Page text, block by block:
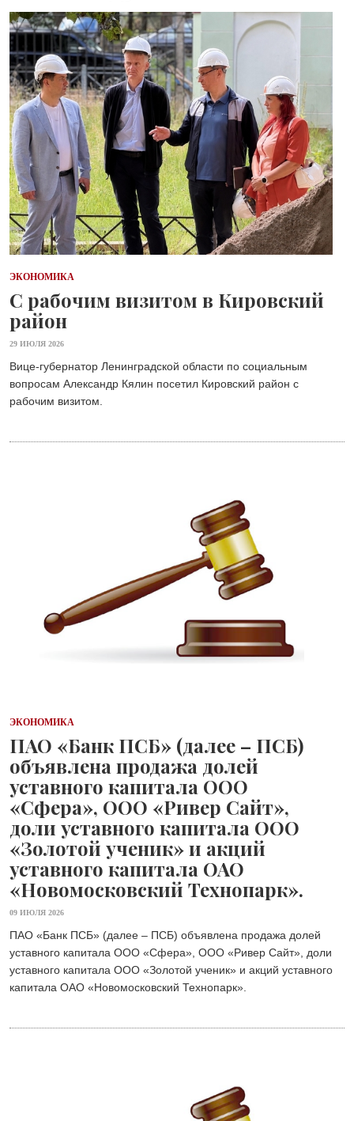
ЭКОНОМИКА
С рабочим визитом в Кировский
район
29 ИЮЛЯ 2026
Вице-губернатор Ленинградской области по социальным
вопросам Александр Кялин посетил Кировский район с
рабочим визитом.
ЭКОНОМИКА
ПАО «Банк ПСБ» (далее – ПСБ)
объявлена продажа долей
уставного капитала ООО
«Сфера», ООО «Ривер Сайт»,
доли уставного капитала ООО
«Золотой ученик» и акций
уставного капитала ОАО
«Новомосковский Технопарк».
09 ИЮЛЯ 2026
ПАО «Банк ПСБ» (далее – ПСБ) объявлена продажа долей
уставного капитала ООО «Сфера», ООО «Ривер Сайт», доли
уставного капитала ООО «Золотой ученик» и акций уставного
капитала ОАО «Новомосковский Технопарк».